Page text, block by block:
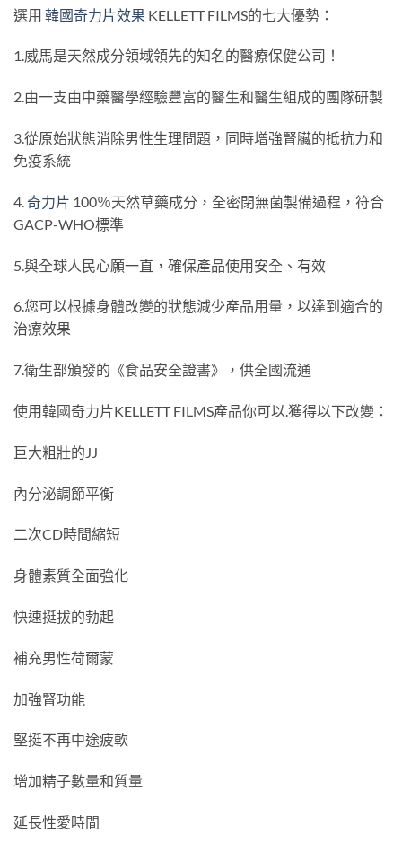
選用 韓國奇力片效果 KELLETT FILMS的七大優勢：
1.威馬是天然成分領域領先的知名的醫療保健公司！
2.由一支由中藥醫學經驗豐富的醫生和醫生組成的團隊研製
3.從原始狀態消除男性生理問題，同時增強腎臟的抵抗力和
免疫系統
4. 奇力片 100％天然草藥成分，全密閉無菌製備過程，符合
GACP-WHO標準
5.與全球人民心願一直，確保產品使用安全、有效
6.您可以根據身體改變的狀態減少產品用量，以達到適合的
治療效果
7.衛生部頒發的《食品安全證書》，供全國流通
使用韓國奇力片KELLETT FILMS產品你可以.獲得以下改變：
巨大粗壯的JJ
內分泌調節平衡
二次CD時間縮短
身體素質全面強化
快速挺拔的勃起
補充男性荷爾蒙
加強腎功能
堅挺不再中途疲軟
增加精子數量和質量
延長性愛時間